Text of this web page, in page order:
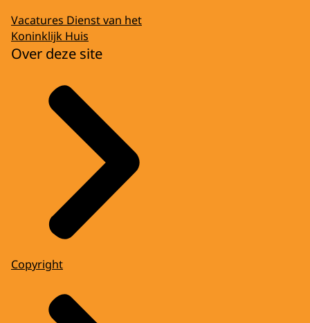
Vacatures Dienst van het
Koninklijk Huis
Over deze site
Copyright